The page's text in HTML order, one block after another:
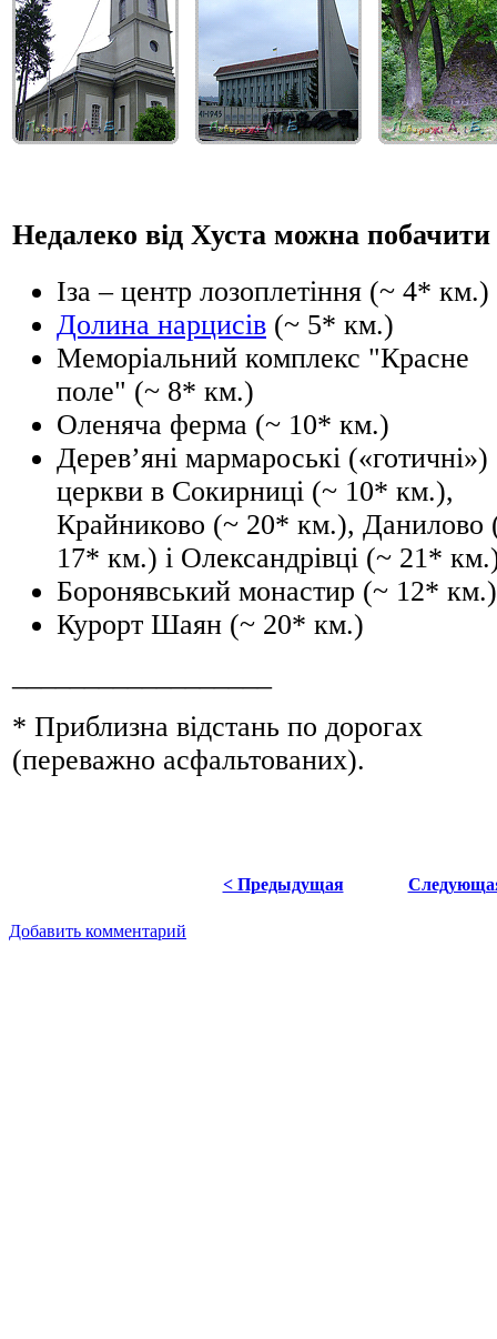
Недалеко від Хуста можна
Іза – центр лозоплетіння (~ 4* км.)
Долина нарцисів (~ 5* км.)
Меморіальний комплекс "Красне
поле" (~ 8* км.)
Оленяча ферма (~ 10* км.)
Дерев’яні мармароські («готичні»)
церкви в Сокирниці (~ 10* км.),
Крайниково (~ 20* км.), Данилово
17* км.) і Олександрівці (~ 21*
Боронявський монастир (~ 12* км.)
Курорт Шаян (~ 20* км.)
* Приблизна відстань по дорогах
(переважно асфальтованих).
< Предыдущая
Добавить комментарий